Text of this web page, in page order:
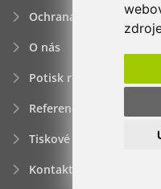
Ochrana osobních
O nás
Potisk reklamních
Reference
Tiskové zprávy
Kontakt